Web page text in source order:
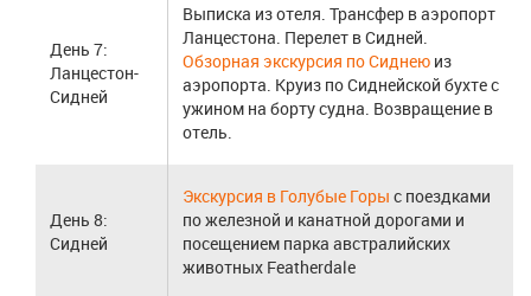
День 7:
Ланцестон-
Сидней
Выписка из отеля. Трансфер в аэропорт
Ланцестона. Перелет в Сидней.
Обзорная экскурсия по Сиднею из
аэропорта. Круиз по Сиднейской бухте с
ужином на борту судна. Возвращение в
отель.
День 8:
Сидней
Экскурсия в Голубые Горы с поездками
по железной и канатной дорогами и
посещением парка австралийских
животных Featherdale